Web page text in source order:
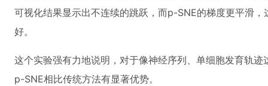
可视化结果显示出不连续的跳跃，而p-SNE的梯度更平滑
好。
这个实验强有力地说明，对于像神经序列、单细胞发育轨
p-SNE相比传统方法有显著优势。